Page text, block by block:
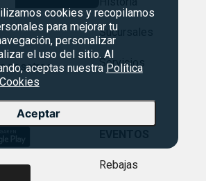
cookies y recopilamos
para mejorar tu
personalizar
el uso del sitio. Al
aceptas nuestra Política
Aceptar
nosotros
Sucursales
Servicios
Rebajas